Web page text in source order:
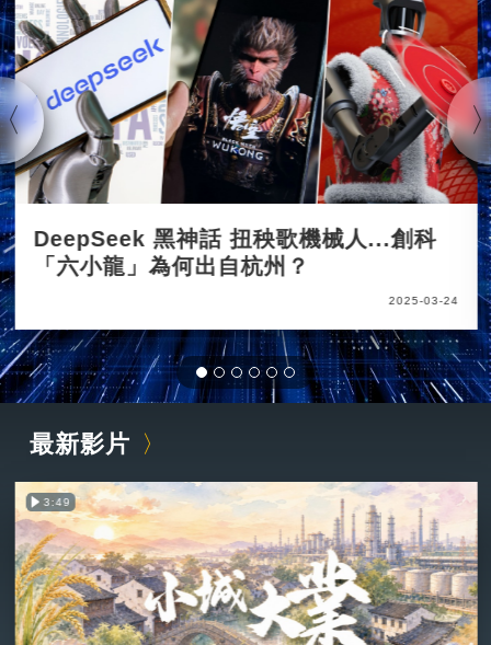
DeepSeek 黑神話 扭秧歌機械人...創科
「六小龍」為何出自杭州？
2025-03-24
最新影片
3:49